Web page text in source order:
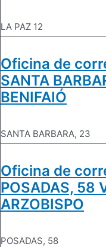
LA PAZ 12
Oficina de
SANTA
BENIFAIÓ
SANTA BARBARA, 23
Oficina de
POSADAS, 58
ARZOBISPO
POSADAS, 58